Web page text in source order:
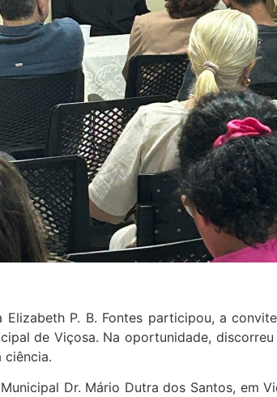
Elizabeth P. B. Fontes participou, a
de Viçosa. Na oportunidade,
ciência.
Dr. Mário Dutra dos Santos, em